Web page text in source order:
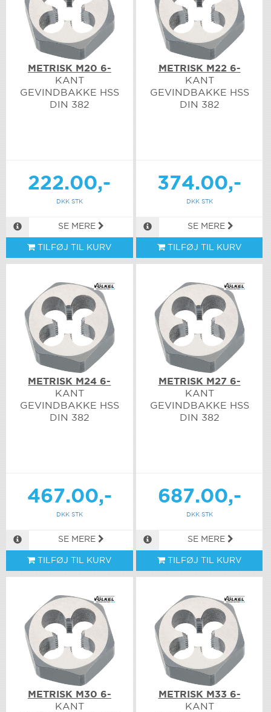
METRISK M20 6-
KANT
GEVINDBAKKE HSS
DIN 382
222.00,-
DKK STK
SE MERE
TILFØJ TIL KURV
METRISK M22 6-
KANT
GEVINDBAKKE HSS
DIN 382
374.00,-
DKK STK
SE MERE
TILFØJ TIL KURV
METRISK M24 6-
KANT
GEVINDBAKKE HSS
DIN 382
467.00,-
DKK STK
SE MERE
TILFØJ TIL KURV
METRISK M27 6-
KANT
GEVINDBAKKE HSS
DIN 382
687.00,-
DKK STK
SE MERE
TILFØJ TIL KURV
METRISK M30 6-
KANT
METRISK M33 6-
KANT